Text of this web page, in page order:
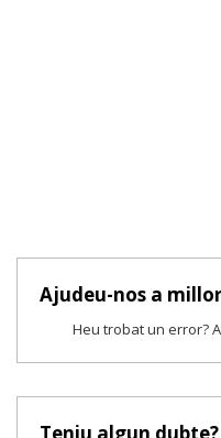
Ajudeu-nos a
Heu trobat un error?